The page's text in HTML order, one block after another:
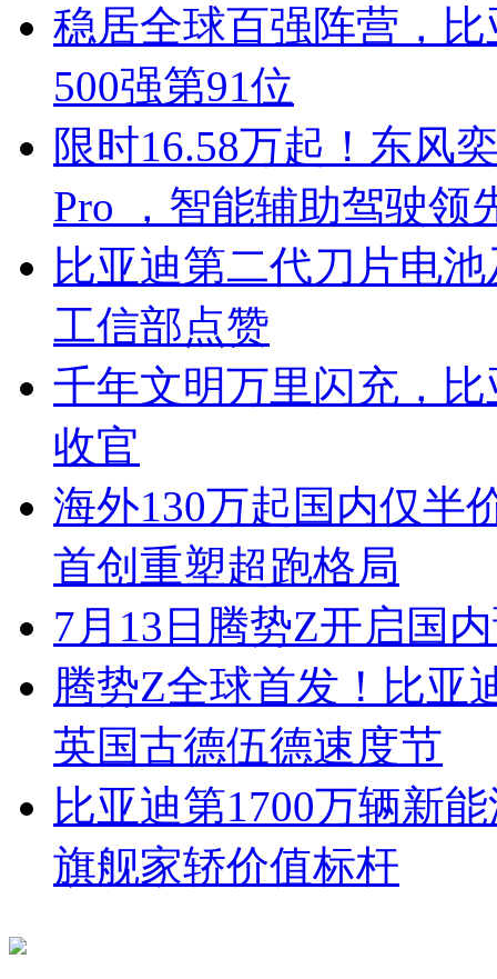
稳居全球百强阵营，
500强第91位
限时16.58万起！东风
Pro ，智能辅助驾驶领
比亚迪第二代刀片电
工信部点赞
千年文明万里闪充，
收官
海外130万起国内仅半
首创重塑超跑格局
7月13日腾势Z开启国
腾势Z全球首发！比亚
英国古德伍德速度节
比亚迪第1700万辆新
旗舰家轿价值标杆